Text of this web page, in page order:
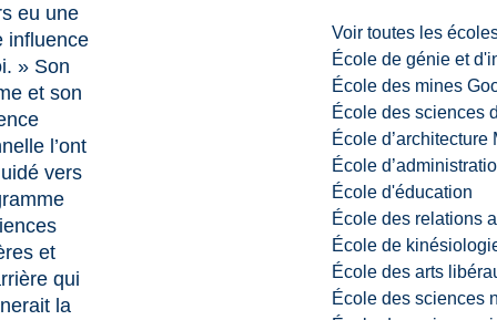
Voir toutes les
École de génie et
École des mines
École des sciences
École d’architecture
École
École d'éducation
École des relations
École de
École des arts
École des sciences
eu une
influence
» Son
et son
l’ont
vers
et
qui
la